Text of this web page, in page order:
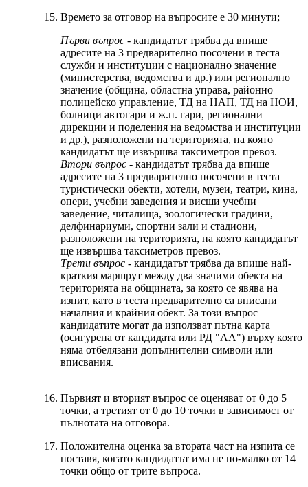
Времето за отговор на въпросите е 30 минути;
Първи въпрос - кандидатът трябва да впише
адресите на 3 предварително посочени в теста
служби и институции с национално значение
(министерства, ведомства и др.) или регионално
значение (община, областна управа, районно
полицейско управление, ТД на НАП, ТД на НОИ,
болници автогари и ж.п. гари, регионални
дирекции и поделения на ведомства и институции
и др.), разположени на територията, на която
кандидатът ще извършва таксиметров превоз.
Втори въпрос - кандидатът трябва да впише
адресите на 3 предварително посочени в теста
туристически обекти, хотели, музеи, театри, кина,
опери, учебни заведения и висши учебни
заведение, читалища, зоологически градини,
делфинариуми, спортни зали и стадиони,
разположени на територията, на която кандидатът
ще извършва таксиметров превоз.
Трети въпрос - кандидатът трябва да впише най-
краткия маршрут между два значими обекта на
територията на общината, за която се явява на
изпит, като в теста предварително са вписани
началния и крайния обект. За този въпрос
кандидатите могат да използват пътна карта
(осигурена от кандидата или РД "АА") върху която
няма отбелязани допълнителни символи или
вписвания.
Първият и вторият въпрос се оценяват от 0 до 5
точки, а третият от 0 до 10 точки в зависимост от
пълнотата на отговора.
Положителна оценка за втората част на изпита се
поставя, когато кандидатът има не по-малко от 14
точки общо от трите въпроса.